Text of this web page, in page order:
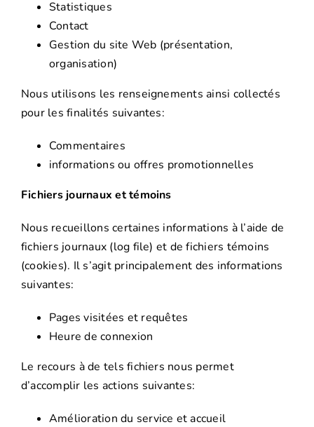
Statistiques
Contact
Gestion du site Web (présentation,
organisation)
Nous utilisons les renseignements ainsi collectés
pour les finalités suivantes:
Commentaires
informations ou offres promotionnelles
Fichiers journaux et témoins
Nous recueillons certaines informations à l’aide de
fichiers journaux (log file) et de fichiers témoins
(cookies). Il s’agit principalement des informations
suivantes:
Pages visitées et requêtes
Heure de connexion
Le recours à de tels fichiers nous permet
d’accomplir les actions suivantes:
Amélioration du service et accueil